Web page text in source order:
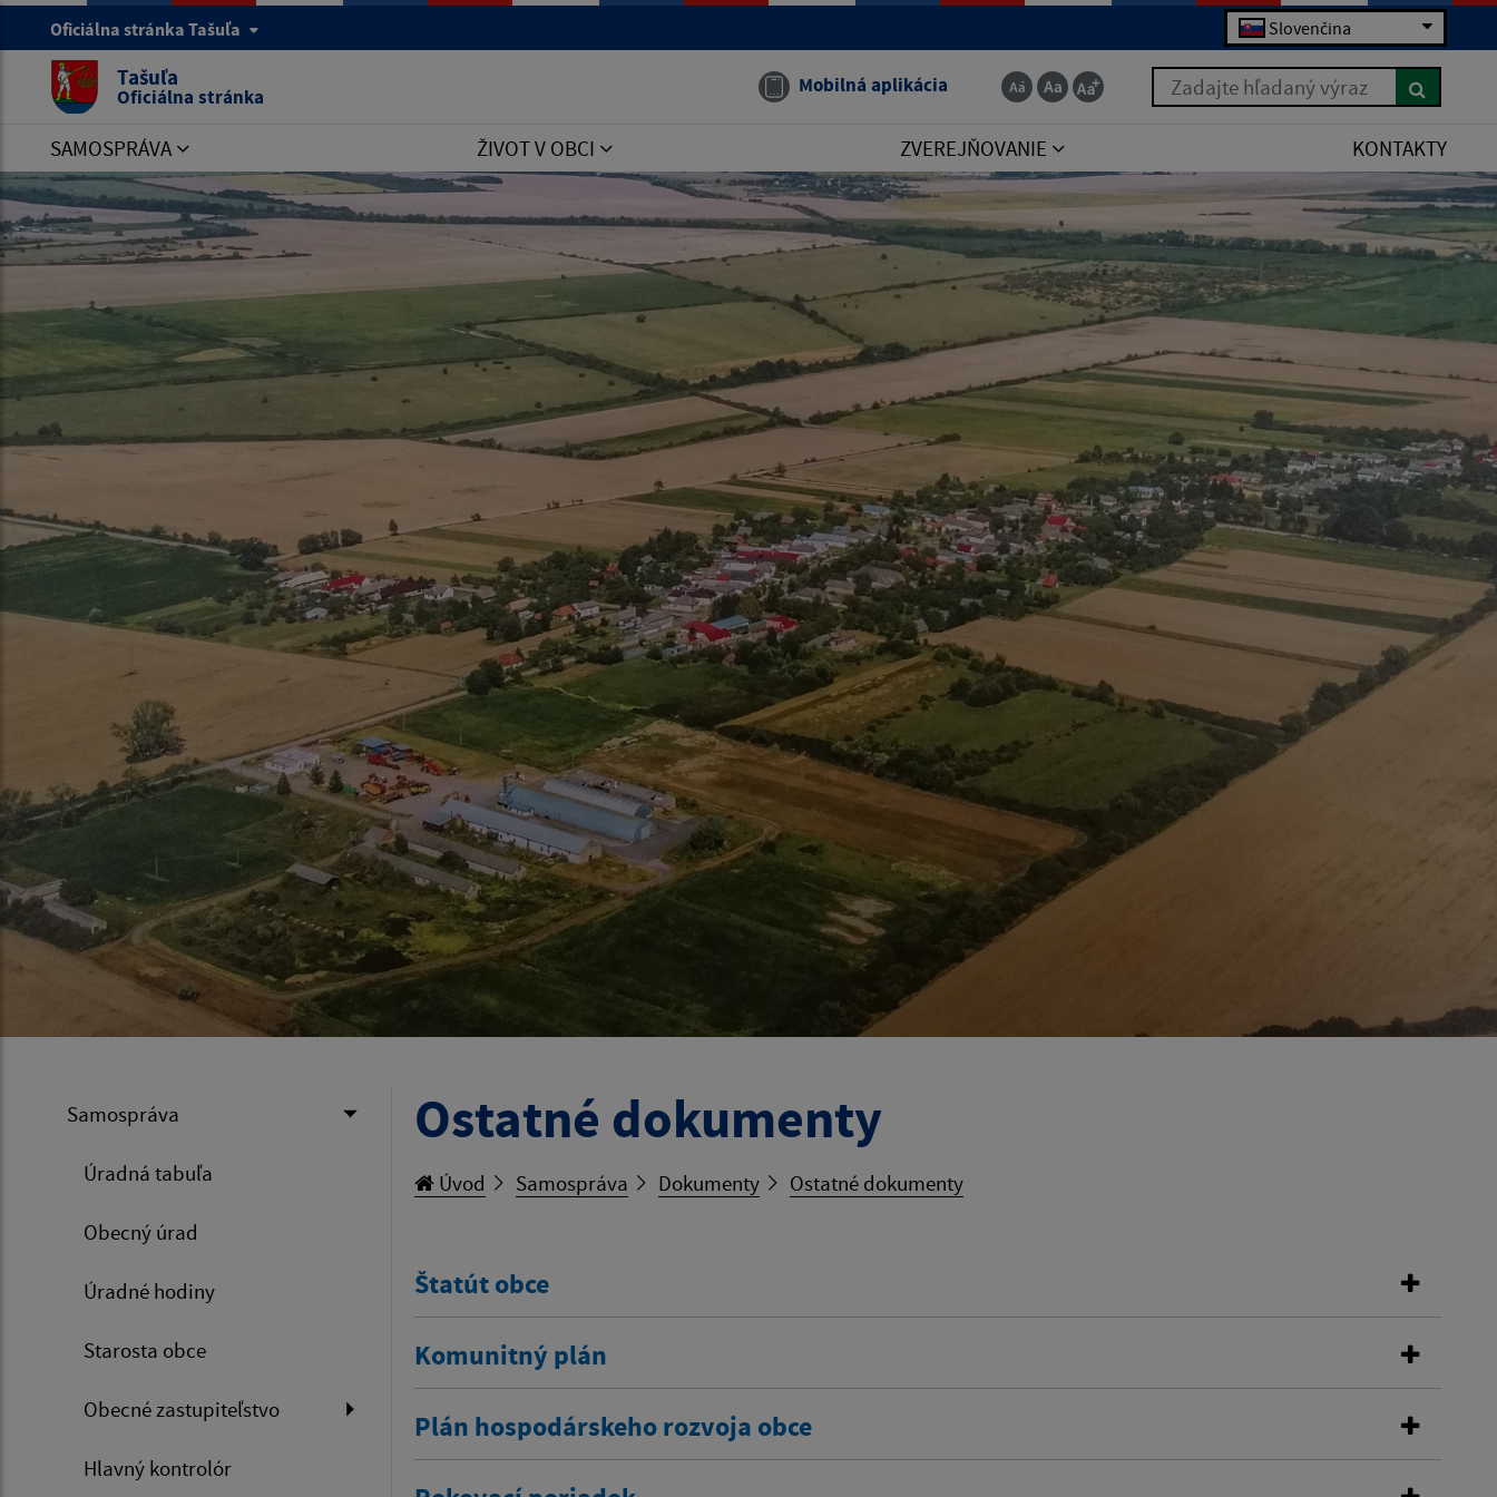
Oficiálna stránka Tašuľa Slovenčina
Tašuľa
Oficiálna stránka Mobilná aplikácia Zadajte hľadaný výraz
SAMOSPRÁVA ŽIVOT V OBCI ZVEREJŇOVANIE KONTAKTY
Samospráva
Úradná tabuľa
Obecný úrad
Úradné hodiny
Starosta obce
Obecné zastupiteľstvo
Hlavný kontrolór
Ostatné dokumenty
Úvod Samospráva Dokumenty Ostatné dokumenty
Štatút obce
Komunitný plán
Plán hospodárskeho rozvoja obce